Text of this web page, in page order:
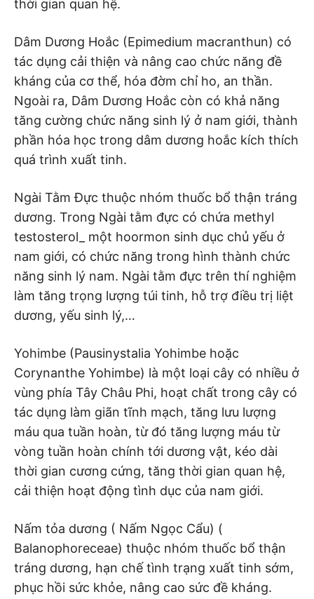
thời gian quan hệ.
Dâm Dương Hoắc (Epimedium macranthun) có
tác dụng cải thiện và nâng cao chức năng đề
kháng của cơ thể, hóa đờm chỉ ho, an thần.
Ngoài ra, Dâm Dương Hoắc còn có khả năng
tăng cường chức năng sinh lý ở nam giới, thành
phần hóa học trong dâm dương hoắc kích thích
quá trình xuất tinh.
Ngài Tằm Đực thuộc nhóm thuốc bổ thận tráng
dương. Trong Ngài tằm đực có chứa methyl
testosterol_ một hoormon sinh dục chủ yếu ở
nam giới, có chức năng trong hình thành chức
năng sinh lý nam. Ngài tằm đực trên thí nghiệm
làm tăng trọng lượng túi tinh, hỗ trợ điều trị liệt
dương, yếu sinh lý,…
Yohimbe (Pausinystalia Yohimbe hoặc
Corynanthe Yohimbe) là một loại cây có nhiều ở
vùng phía Tây Châu Phi, hoạt chất trong cây có
tác dụng làm giãn tĩnh mạch, tăng lưu lượng
máu qua tuần hoàn, từ đó tăng lượng máu từ
vòng tuần hoàn chính tới dương vật, kéo dài
thời gian cương cứng, tăng thời gian quan hệ,
cải thiện hoạt động tình dục của nam giới.
Nấm tỏa dương ( Nấm Ngọc Cẩu) (
Balanophoreceae) thuộc nhóm thuốc bổ thận
tráng dương, hạn chế tình trạng xuất tinh sớm,
phục hồi sức khỏe, nâng cao sức đề kháng.